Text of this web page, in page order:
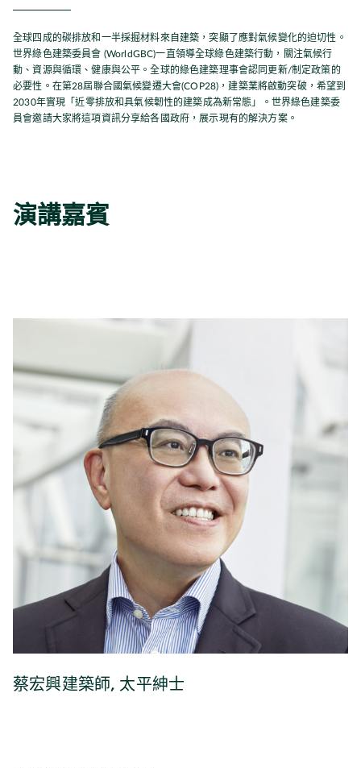
全球四成的碳排放和一半採掘材料來自建築，突顯了應對氣候變化的迫切性。
世界綠色建築委員會 (WorldGBC)一直領導全球綠色建築行動，關注氣候行
動、資源與循環、健康與公平。全球的綠色建築理事會認同更新/制定政策的
必要性。在第28屆聯合國氣候變遷大會(COP28)，建築業將啟動突破，希望到
2030年實現「近零排放和具氣候韌性的建築成為新常態」。世界綠色建築委
員會邀請大家將這項資訊分享給各國政府，展示現有的解決方案。
演講嘉賓
蔡宏興建築師, 太平紳士